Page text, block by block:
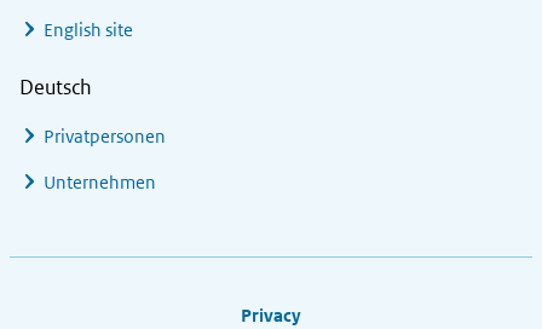
English site
Deutsch
Privatpersonen
Unternehmen
Privacy